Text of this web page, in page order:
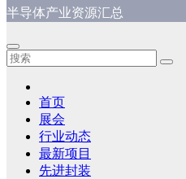
半导体产业资源汇总
首页
展会
行业动态
最新项目
先进封装